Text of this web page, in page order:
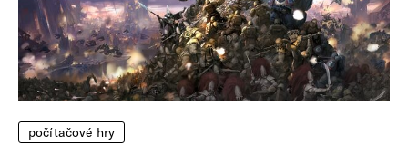
počítačové hry